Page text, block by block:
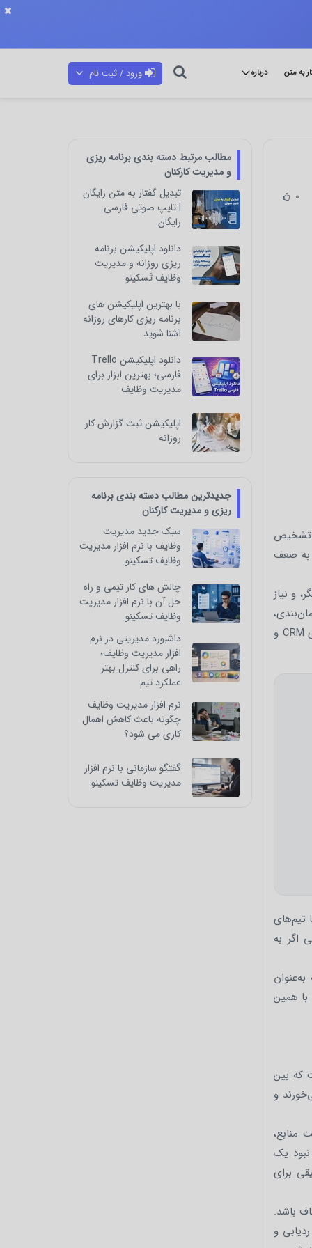
ورود / ثبت نام به متن درباره
0
تشخیص
به ضعف
و نیاز
مسئولیت‌پذیری و قابلیت پیگیری، باید در یک چارچوب منسجم دیده شوند. در این مقیاس، ابزارهایی که منطق آن‌ها به سیستم‌های CRM و
تیم‌های
اگر به
با همین
که بین
و
منابع،
یک
برای
باشد.
و
مطالب مرتبط دسته بندی برنامه ریزی
و مدیریت کارکنان
تبدیل گفتار به متن رایگان
| تایپ صوتی فارسی
رایگان
دانلود اپلیکیشن برنامه
ریزی روزانه و مدیریت
وظایف تَسکینو
با بهترین اپلیکیشن های
برنامه ریزی کارهای روزانه
آشنا شوید
دانلود اپلیکیشن Trello
فارسی؛ بهترین ابزار برای
مدیریت وظایف
اپلیکیشن ثبت گزارش کار
روزانه
جدیدترین مطالب دسته بندی برنامه
ریزی و مدیریت کارکنان
سبک جدید مدیریت
وظایف با نرم افزار مدیریت
وظایف تسکینو
چالش‌ های کار تیمی و راه‌
حل آن با نرم افزار مدیریت
وظایف تسکینو
داشبورد مدیریتی در نرم
افزار مدیریت وظایف؛
راهی برای کنترل بهتر
عملکرد تیم
نرم افزار مدیریت وظایف
چگونه باعث کاهش اهمال
کاری می شود؟
گفتگو سازمانی با نرم افزار
مدیریت وظایف تسکینو